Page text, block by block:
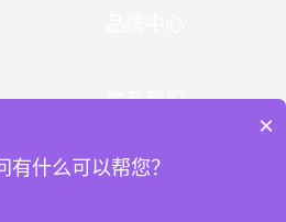
联系我们
×
什么可以帮您？